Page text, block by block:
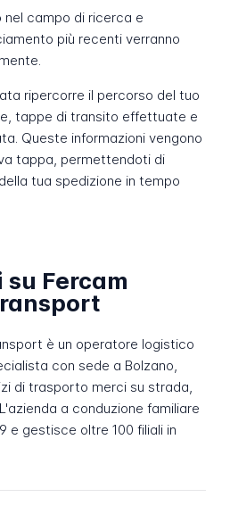
nel campo di ricerca e
più recenti verranno
ripercorre il percorso del tuo
tappe di transito effettuate e
Queste informazioni vengono
tappa, permettendoti di
tua spedizione in tempo
Fercam
è un operatore logistico
con sede a Bolzano,
di trasporto merci su strada,
a conduzione familiare
e gestisce oltre 100 filiali in